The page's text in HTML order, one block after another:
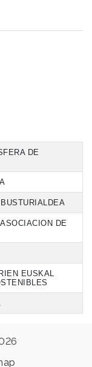
DE
DE
EUSKAL